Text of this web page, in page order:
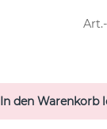
In den Warenkorb